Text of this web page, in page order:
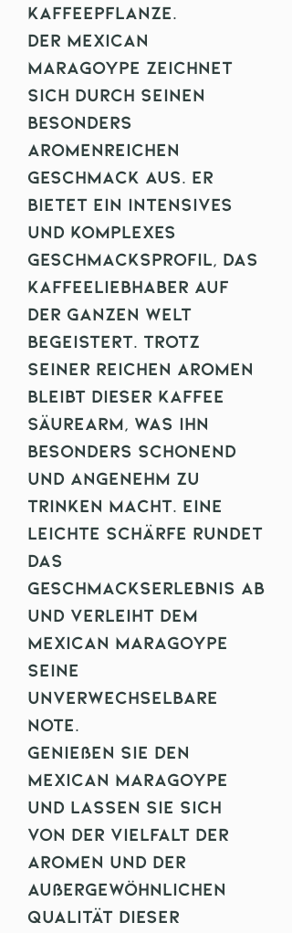
Kaffeepflanze.
Der Mexican
Maragoype zeichnet
sich durch seinen
besonders
aromenreichen
Geschmack aus. Er
bietet ein intensives
und komplexes
Geschmacksprofil, das
Kaffeeliebhaber auf
der ganzen Welt
begeistert. Trotz
seiner reichen Aromen
bleibt dieser Kaffee
säurearm, was ihn
besonders schonend
und angenehm zu
trinken macht. Eine
leichte Schärfe rundet
das
Geschmackserlebnis ab
und verleiht dem
Mexican Maragoype
seine
unverwechselbare
Note.
Genießen Sie den
Mexican Maragoype
und lassen Sie sich
von der Vielfalt der
Aromen und der
außergewöhnlichen
Qualität dieser